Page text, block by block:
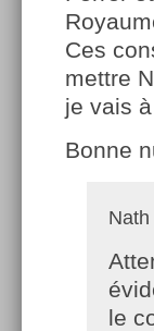
Ces
mettre
je vais
Bonne
Nath
le